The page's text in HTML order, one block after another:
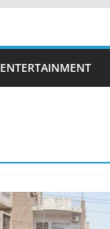
ENTERTAINMENT